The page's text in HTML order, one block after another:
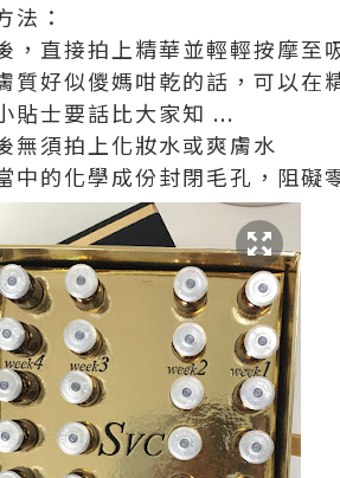
法：
，直接拍上精華並輕輕按摩至
質好似儍媽咁乾的話，可以在
貼士要話比大家知 ...
無須拍上化妝水或爽膚水
中的化學成份封閉毛孔，阻礙